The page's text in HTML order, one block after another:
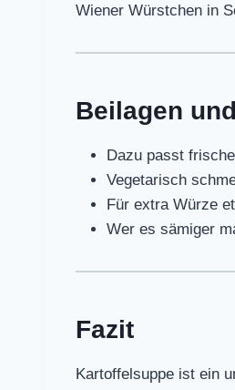
Wiener Würstchen in
Beilagen
Dazu passt
Vegetarisch
Für extra Würze
Wer es sämiger
Fazit
Kartoffelsuppe ist ein